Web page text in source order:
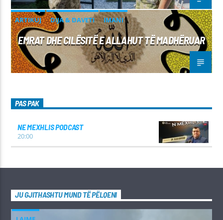
ARTIKUJ DIJA & DAVETI IMANI
EMRAT DHE CILËSITË E ALLAHUT TË MADHËRUAR
PAS PAK
NE MEXHLIS PODCAST
20:00
JU GJITHASHTU MUND TË PËLQENI